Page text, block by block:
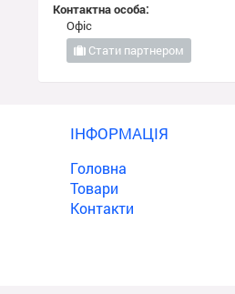
Контактна особа:
Офіс
Стати партнером
ІНФОРМАЦІЯ
Головна
Товари
Контакти